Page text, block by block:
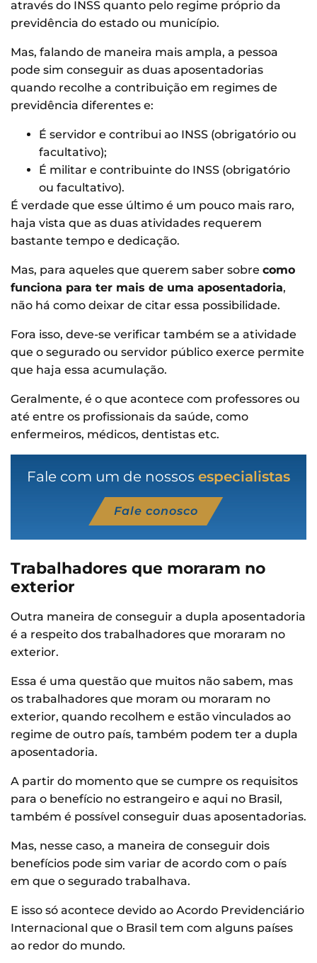
através do INSS quanto pelo regime próprio da
previdência do estado ou município.
Mas, falando de maneira mais ampla, a pessoa
pode sim conseguir as duas aposentadorias
quando recolhe a contribuição em regimes de
previdência diferentes e:
É servidor e contribui ao INSS (obrigatório ou
facultativo);
É militar e contribuinte do INSS (obrigatório
ou facultativo).
É verdade que esse último é um pouco mais raro,
haja vista que as duas atividades requerem
bastante tempo e dedicação.
Mas, para aqueles que querem saber sobre como
funciona para ter mais de uma aposentadoria,
não há como deixar de citar essa possibilidade.
Fora isso, deve-se verificar também se a atividade
que o segurado ou servidor público exerce permite
que haja essa acumulação.
Geralmente, é o que acontece com professores ou
até entre os profissionais da saúde, como
enfermeiros, médicos, dentistas etc.
Fale com um de nossos especialistas
Fale conosco
Trabalhadores que moraram no
exterior
Outra maneira de conseguir a dupla aposentadoria
é a respeito dos trabalhadores que moraram no
exterior.
Essa é uma questão que muitos não sabem, mas
os trabalhadores que moram ou moraram no
exterior, quando recolhem e estão vinculados ao
regime de outro país, também podem ter a dupla
aposentadoria.
A partir do momento que se cumpre os requisitos
para o benefício no estrangeiro e aqui no Brasil,
também é possível conseguir duas aposentadorias.
Mas, nesse caso, a maneira de conseguir dois
benefícios pode sim variar de acordo com o país
em que o segurado trabalhava.
E isso só acontece devido ao Acordo Previdenciário
Internacional que o Brasil tem com alguns países
ao redor do mundo.